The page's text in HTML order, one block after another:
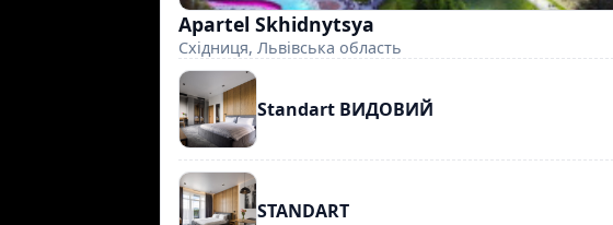
Apartel Skhidnytsya
Східниця, Львівська область
Standart ВИДОВИЙ
STANDART